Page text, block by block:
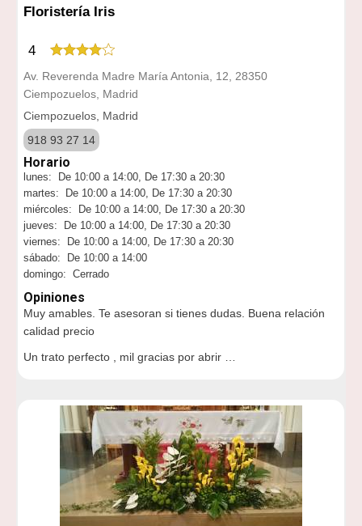
Floristería Iris
4
Av. Reverenda Madre María Antonia, 12, 28350
Ciempozuelos, Madrid
Ciempozuelos, Madrid
918 93 27 14
Horario
lunes: De 10:00 a 14:00, De 17:30 a 20:30
martes: De 10:00 a 14:00, De 17:30 a 20:30
miércoles: De 10:00 a 14:00, De 17:30 a 20:30
jueves: De 10:00 a 14:00, De 17:30 a 20:30
viernes: De 10:00 a 14:00, De 17:30 a 20:30
sábado: De 10:00 a 14:00
domingo: Cerrado
Opiniones
Muy amables. Te asesoran si tienes dudas. Buena relación
calidad precio
Un trato perfecto , mil gracias por abrir …